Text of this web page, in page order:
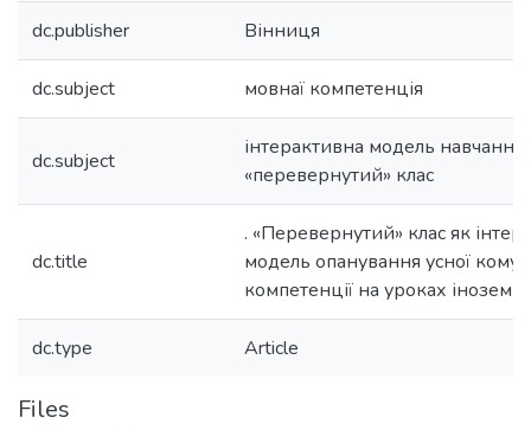
dc.publisher Вінниця
dc.subject мовнаї компетенція
dc.subject
інтерактивна модель навчання
«перевернутий» клас
dc.title
. «Перевернутий» клас як
модель опанування усної
компетенції на уроках
dc.type Article
Files